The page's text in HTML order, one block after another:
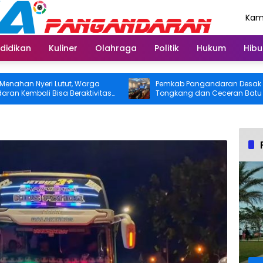
Kuliner Olahraga Politik Hukum
Nyeri Lutut, Warga
Bisa Beraktivitas
Ditanggung BPJS
Pemkab Pangandaran Desak
Tongkang dan Ceceran Batu Bara
Segera Diangkat, Soroti Buruknya